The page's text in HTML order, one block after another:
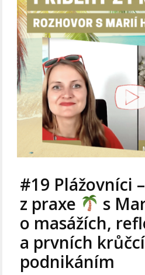
#19 Plážovníci
z praxe
s
o masážích,
a prvních
podnikáním